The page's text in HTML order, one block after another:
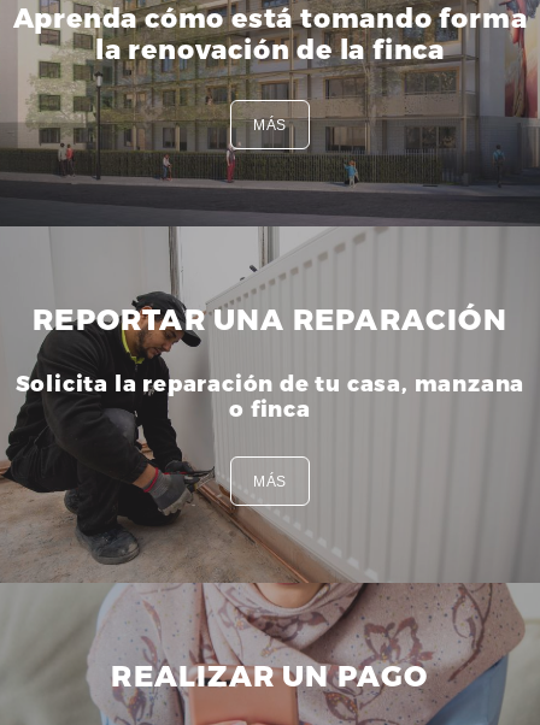
Aprenda cómo está tomando forma
la renovación de la finca
MÁS
REPORTAR UNA REPARACIÓN
Solicita la reparación de tu casa, manzana
o finca
MÁS
REALIZAR UN PAGO